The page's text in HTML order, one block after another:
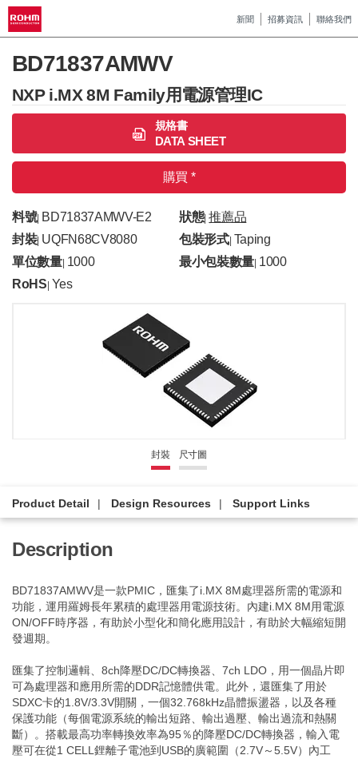
新聞 招募資訊 聯絡我們
BD71837AMWV
NXP i.MX 8M Family用電源管理IC
規格書
DATA SHEET
購買 *
料號| BD71837AMWV-E2 狀態|推薦品
封裝| UQFN68CV8080 包裝形式| Taping
單位數量| 1000 最小包裝數量 1000
RoHS Yes
封裝 尺寸圖
Product Detail Design Resources Support Links
Description
BD71837AMWV是一款PMIC，匯集了i.MX 8M處理器所需的電源和
功能，運用羅姆長年累積的處理器用電源技術。內建i.MX 8M用電源
ON/OFF時序器，有助於小型化和簡化應用設計，有助於大幅縮短開
發週期。
匯集了控制邏輯、8ch降壓DC/DC轉換器、7ch LDO，用一個晶片即
可為處理器和應用所需的DDR記憶體供電。此外，還匯集了用於
SDXC卡的1.8V/3.3V開關，一個32.768kHz晶體振盪器，以及各種
保護功能（每個電源系統的輸出短路、輸出過壓、輸出過流和熱關
斷）。搭載最高功率轉換效率為95％的降壓DC/DC轉換器，輸入電
壓可在從1 CELL鋰離子電池到USB的廣範圍（2.7V～5.5V）內工